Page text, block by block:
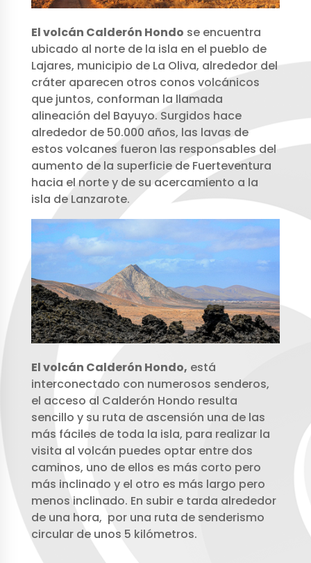
El volcán Calderón Hondo se encuentra
ubicado al norte de la isla en el pueblo de
Lajares, municipio de La Oliva, alrededor del
cráter aparecen otros conos volcánicos
que juntos, conforman la llamada
alineación del Bayuyo. Surgidos hace
alrededor de 50.000 años, las lavas de
estos volcanes fueron las responsables del
aumento de la superficie de Fuerteventura
hacia el norte y de su acercamiento a la
isla de Lanzarote.
El volcán Calderón Hondo, está
interconectado con numerosos senderos,
el acceso al Calderón Hondo resulta
sencillo y su ruta de ascensión una de las
más fáciles de toda la isla, para realizar la
visita al volcán puedes optar entre dos
caminos, uno de ellos es más corto pero
más inclinado y el otro es más largo pero
menos inclinado. En subir e tarda alrededor
de una hora, por una ruta de senderismo
circular de unos 5 kilómetros.